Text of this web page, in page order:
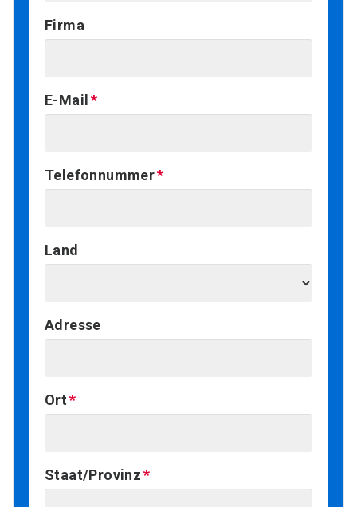
Firma
E-Mail
Telefonnummer
Land
Adresse
Ort
Staat/Provinz